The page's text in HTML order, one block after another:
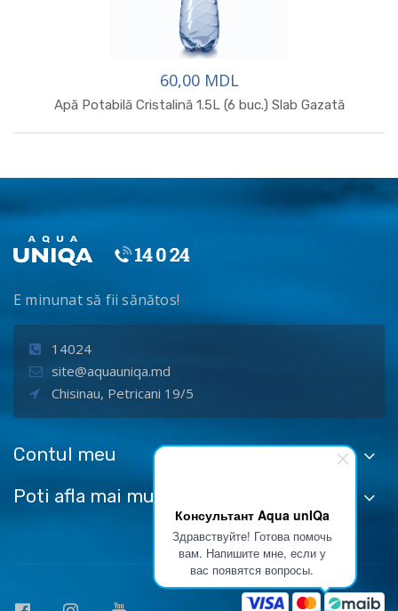
Консультант Aqua unIQa
Здравствуйте! Готова помочь
вам. Напишите мне, если у
вас появятся вопросы.
60,00 MDL
Apă Potabilă Cristalină 1.5L (6 buc.) Slab Gazată
E minunat să fii sănătos!
14024
site@aquauniqa.md
Chisinau, Petricani 19/5
Contul meu
Poti afla mai multe despre